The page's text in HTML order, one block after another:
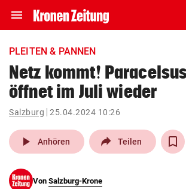
menu Navigation
ein-/ausklappen
account_circle Anmelden
pin_drop
Wien arrow_right
PLEITEN & PANNEN
Netz kommt!
öffnet im Juli wieder
Salzburg 25.04.2024 10:26
play_arrow Anhören Teilen
Von Salzburg-Krone